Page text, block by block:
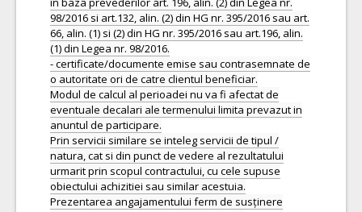
98/2016 si art.132, alin. (2) din HG nr. 395/2016 sau art.
66, alin. (1) si (2) din HG nr. 395/2016 sau art.196, alin.
(1) din Legea nr. 98/2016.
- certificate/documente emise sau contrasemnate de
o autoritate ori de catre clientul beneficiar.
Modul de calcul al perioadei nu va fi afectat de
eventuale decalari ale termenului limita prevazut in
anuntul de participare.
Prin servicii similare se inteleg servicii de tipul /
natura, cat si din punct de vedere al rezultatului
urmarit prin scopul contractului, cu cele supuse
obiectului achizitiei sau similar acestuia.
Prezentarea angajamentului ferm de susținere